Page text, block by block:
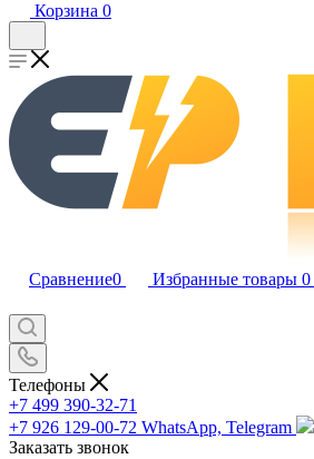
Корзина 0
Сравнение0 Избранные товары 0
Телефоны
+7 499 390-32-71
+7 926 129-00-72 WhatsApp, Telegram
Заказать звонок